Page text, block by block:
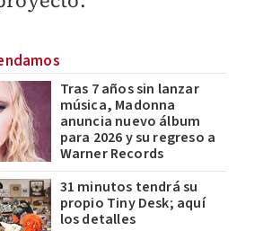
Tras 7 años sin lanzar
música, Madonna
anuncia nuevo álbum
para 2026 y su regreso a
Warner Records
31 minutos tendrá su
propio Tiny Desk; aquí
los detalles